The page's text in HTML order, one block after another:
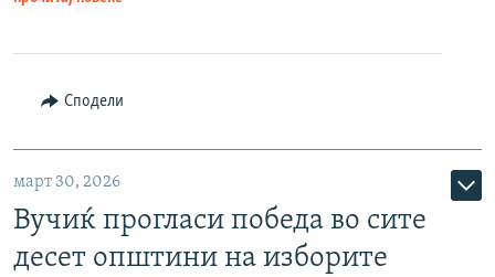
Сподели
март 30, 2026
Вучиќ прогласи победа во сите
десет општини на изборите